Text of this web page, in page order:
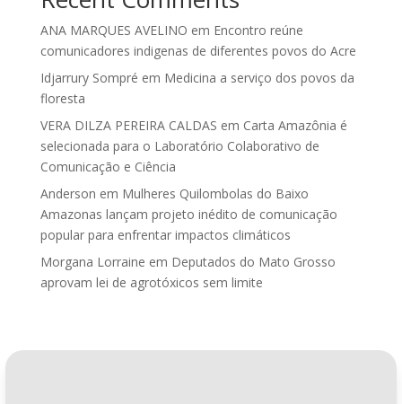
ANA MARQUES AVELINO em Encontro reúne
comunicadores indigenas de diferentes povos do Acre
Idjarrury Sompré em Medicina a serviço dos povos da
floresta
VERA DILZA PEREIRA CALDAS em Carta Amazônia é
selecionada para o Laboratório Colaborativo de
Comunicação e Ciência
Anderson em Mulheres Quilombolas do Baixo
Amazonas lançam projeto inédito de comunicação
popular para enfrentar impactos climáticos
Morgana Lorraine em Deputados do Mato Grosso
aprovam lei de agrotóxicos sem limite